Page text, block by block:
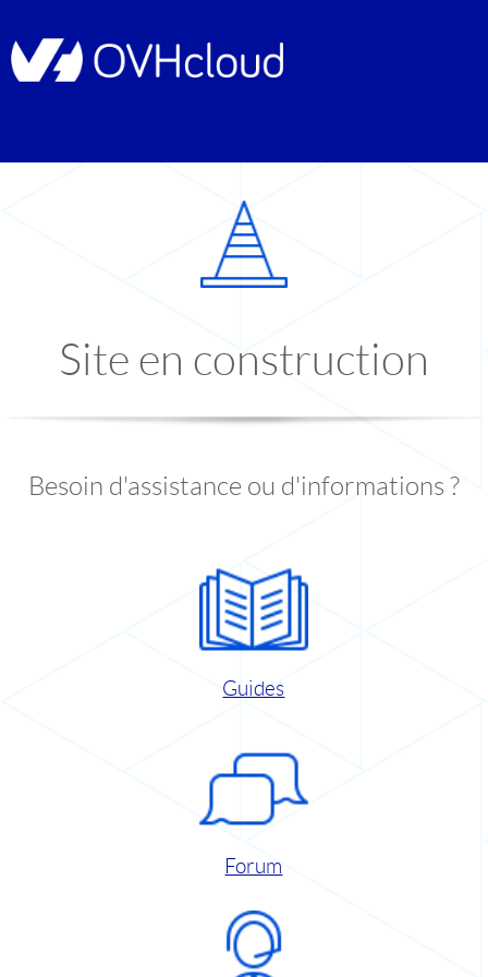
Site en construction
Besoin d'assistance ou d'informations ?
Guides
Forum